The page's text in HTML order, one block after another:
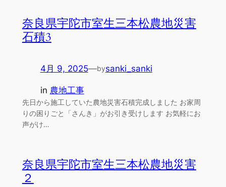
奈良県宇陀市室生三本松農地災害
石積3
4月 9, 2025—bysanki_sanki
in 農地工事
先日から施工していた農地災害石積完成しました お家周
りの困りごと「さんき」がお引き受けします お気軽にお
声がけ…
奈良県宇陀市室生三本松農地災害
２